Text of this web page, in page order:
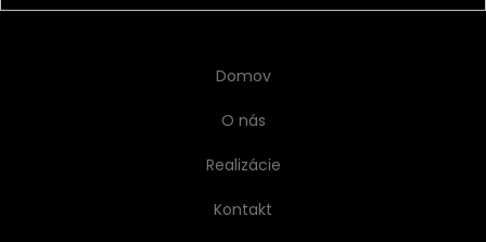
Domov
O nás
Realizácie
Kontakt